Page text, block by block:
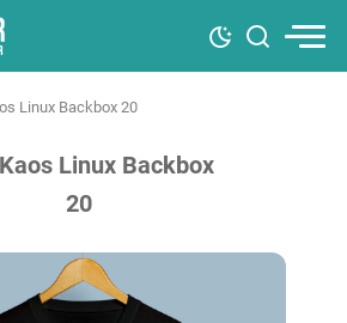
Linux Backbox 20
Linux Backbox
20